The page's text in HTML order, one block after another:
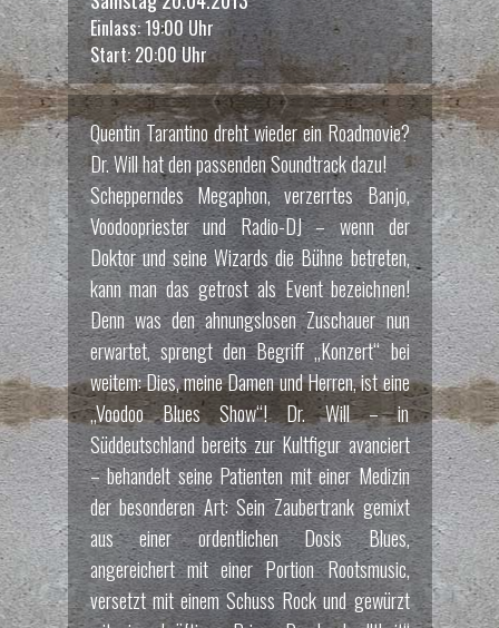
Einlass: 19:00 Uhr
Start: 20:00 Uhr
Quentin Tarantino dreht wieder ein Roadmovie?
Dr. Will hat den passenden Soundtrack dazu!
Schepperndes Megaphon, verzerrtes Banjo,
Voodoopriester und Radio-DJ – wenn der
Doktor und seine Wizards die Bühne betreten,
kann man das getrost als Event bezeichnen!
Denn was den ahnungslosen Zuschauer nun
erwartet, sprengt den Begriff „Konzert“ bei
weitem: Dies, meine Damen und Herren, ist eine
„Voodoo Blues Show“! Dr. Will – in
Süddeutschland bereits zur Kultfigur avanciert
– behandelt seine Patienten mit einer Medizin
der besonderen Art: Sein Zaubertrank gemixt
aus einer ordentlichen Dosis Blues,
angereichert mit einer Portion Rootsmusic,
versetzt mit einem Schuss Rock und gewürzt